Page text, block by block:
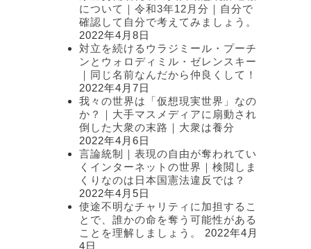
について｜令和3年12月分｜自分で
確認して自分で考えてみましょう。
2022年4月8日
対立を続けるウラジミール・プーチ
ンとウォロディミル・ゼレンスキー
｜同じ名前なんだから仲良くして！
2022年4月7日
我々の世界は「仮想現実世界」なの
か？｜大手マスメディアに扇動され
倒した大衆の末路｜大衆は養分
2022年4月6日
言論統制｜表現の自由が奪われてい
くインターネットの世界｜検閲しま
くりなのは日本国憲法違反では？
2022年4月5日
使途不明なチャリティに加担するこ
とで、誰かの命を奪う可能性がある
ことを理解しましょう。
2022年4月
4日